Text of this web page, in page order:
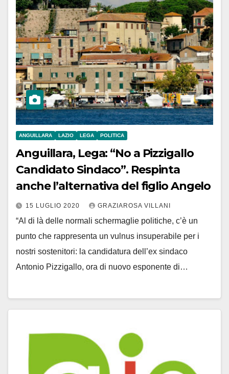
ANGUILLARA LAZIO LEGA POLITICA
Anguillara, Lega: “No a Pizzigallo
Candidato Sindaco”. Respinta
anche l’alternativa del figlio Angelo
15 LUGLIO 2020 GRAZIAROSA VILLANI
“Al di là delle normali schermaglie politiche, c’è un
punto che rappresenta un vulnus insuperabile per i
nostri sostenitori: la candidatura dell’ex sindaco
Antonio Pizzigallo, ora di nuovo esponente di…